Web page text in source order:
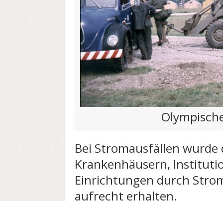
Bei Stromausfällen wurde
Krankenhäusern,
Einrichtungen durch
aufrecht erhalten.